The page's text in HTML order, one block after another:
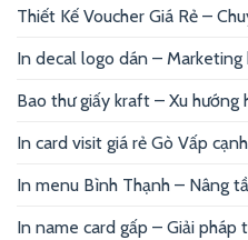
Thiết Kế Voucher Giá Rẻ –
In decal logo dán – Marketing
Bao thư giấy kraft – Xu hướng
In card visit giá rẻ Gò Vấp
In menu Bình Thạnh – Nâng
In name card gấp – Giải pháp